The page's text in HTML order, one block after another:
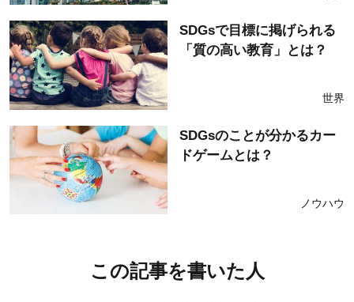
SDGsで目標に掲げられる
「質の高い教育」とは？
世界
SDGsのことが分かるカー
ドゲームとは？
ノウハウ
この記事を書いた人